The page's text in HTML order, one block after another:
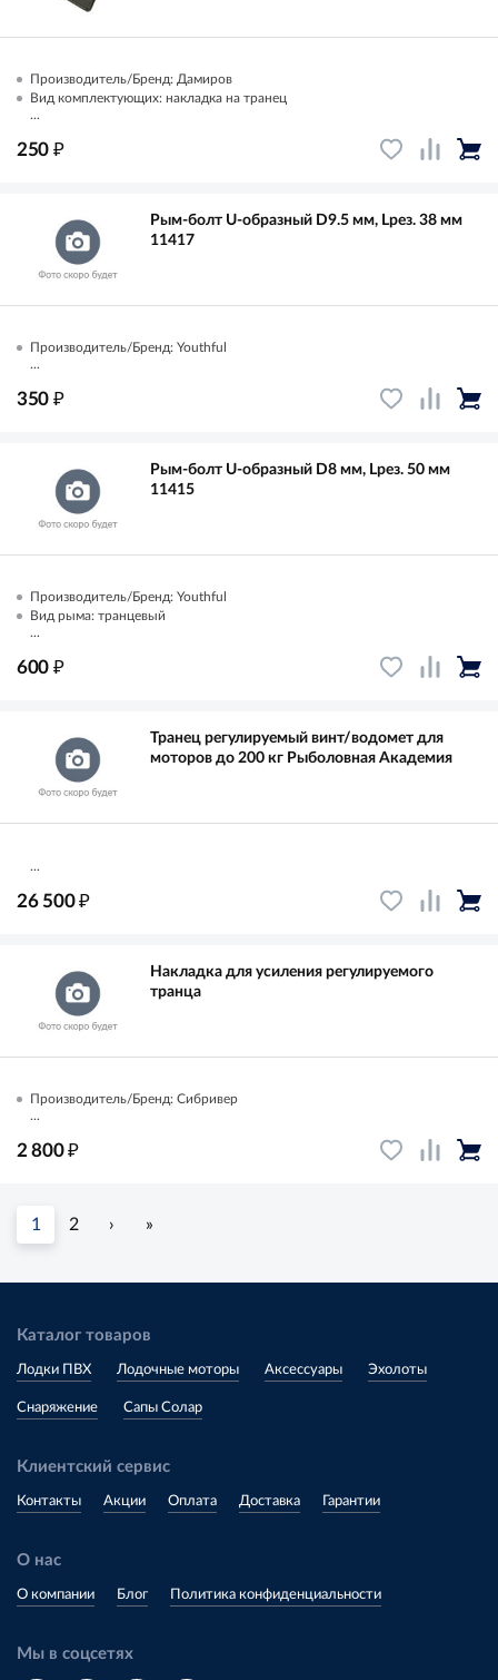
Производитель/Бренд: Дамиров
Вид комплектующих: накладка на транец
...
250 ₽
Рым-болт U-образный D9.5 мм, Lрез. 38 мм
11417
Производитель/Бренд: Youthful
...
350 ₽
Рым-болт U-образный D8 мм, Lрез. 50 мм
11415
Производитель/Бренд: Youthful
Вид рыма: транцевый
...
600 ₽
Транец регулируемый винт/водомет для
моторов до 200 кг Рыболовная Академия
...
26 500₽
Накладка для усиления регулируемого
транца
Производитель/Бренд: Сибривер
...
2 800₽
1 2 › »
Каталог товаров
Лодки ПВХ Лодочные моторы Аксессуары Эхолоты
Снаряжение Сапы Солар
Клиентский сервис
Контакты Акции Оплата Доставка Гарантии
О нас
О компании Блог Политика конфиденциальности
Мы в соцсетях